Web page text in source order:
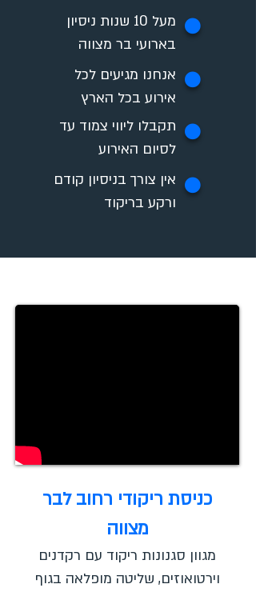
מעל 10 שנות ניסיון
בארועי בר מצווה
✪
אנחנו מגיעים לכל
אירוע בכל הארץ
✪
תקבלו ליווי צמוד עד
לסיום האירוע
✪
אין צורך בניסיון קודם
ורקע בריקוד
✪
כניסת ריקודי רחוב לבר
מצווה
מגוון סגנונות ריקוד עם רקדנים
וירטואוזים, שליטה מופלאה בגוף